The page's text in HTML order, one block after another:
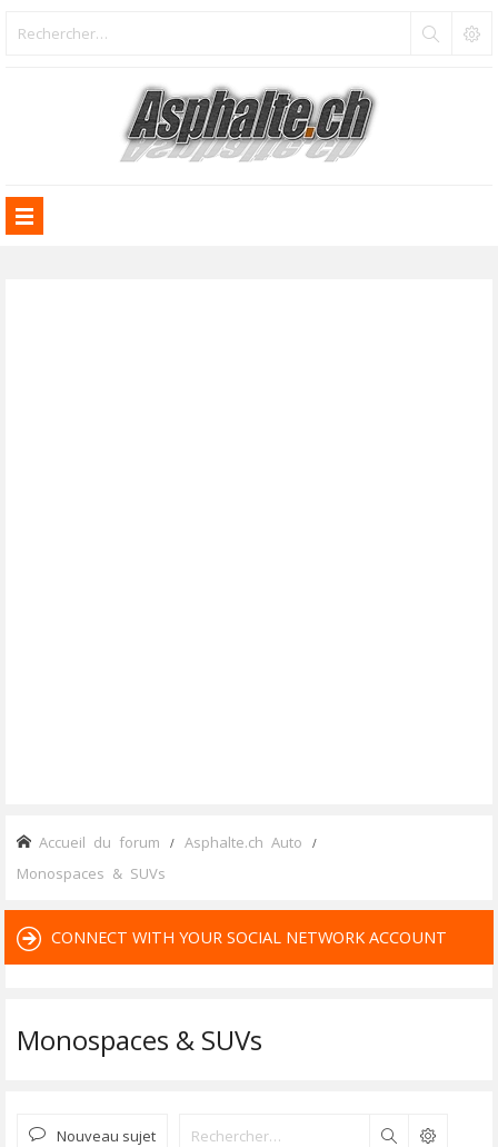
Accueil du forum Asphalte.ch Auto
Monospaces & SUVs
CONNECT WITH YOUR SOCIAL NETWORK ACCOUNT
Monospaces & SUVs
Nouveau sujet Rechercher